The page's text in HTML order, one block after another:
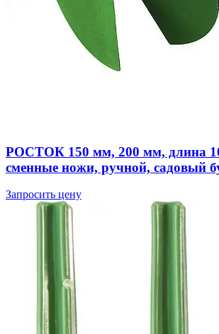
РОСТОК 150 мм, 200 мм, длина
сменные ножи, ручной, садовый
Запросить цену